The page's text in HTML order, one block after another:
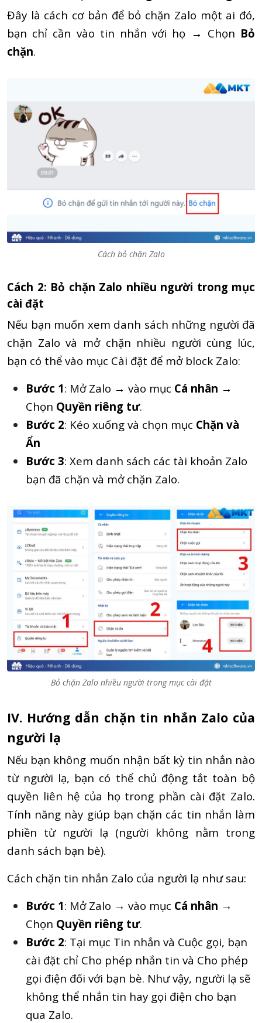
Đây là cách cơ bản để bỏ chặn Zalo một ai đó,
bạn chỉ cần vào tin nhắn với họ → Chọn Bỏ
chặn.
Cách bỏ chặn Zalo
Cách 2: Bỏ chặn Zalo nhiều người trong mục
cài đặt
Nếu bạn muốn xem danh sách những người đã
chặn Zalo và mở chặn nhiều người cùng lúc,
bạn có thể vào mục Cài đặt để mở block Zalo:
Bước 1: Mở Zalo → vào mục Cá nhân →
Chọn Quyền riêng tư.
Bước 2: Kéo xuống và chọn mục Chặn và
Ẩn
Bước 3: Xem danh sách các tài khoản Zalo
bạn đã chặn và mở chặn Zalo.
Bỏ chặn Zalo nhiều người trong mục cài đặt
IV. Hướng dẫn chặn tin nhắn Zalo của
người lạ
Nếu bạn không muốn nhận bất kỳ tin nhắn nào
từ người lạ, bạn có thể chủ động tắt toàn bộ
quyền liên hệ của họ trong phần cài đặt Zalo.
Tính năng này giúp bạn chặn các tin nhắn làm
phiền từ người lạ (người không nằm trong
danh sách bạn bè).
Cách chặn tin nhắn Zalo của người lạ như sau:
Bước 1: Mở Zalo → vào mục Cá nhân →
Chọn Quyền riêng tư.
Bước 2: Tại mục Tin nhắn và Cuộc gọi, bạn
cài đặt chỉ Cho phép nhắn tin và Cho phép
gọi điện đối với bạn bè. Như vậy, người lạ sẽ
không thể nhắn tin hay gọi điện cho bạn
qua Zalo.